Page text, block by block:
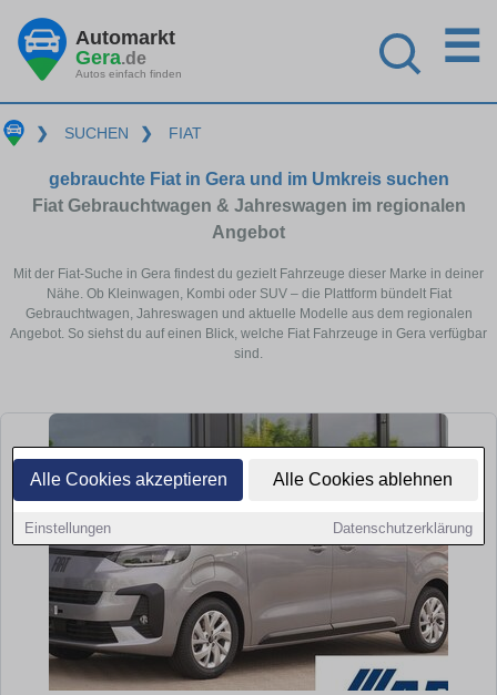
Alle Cookies akzeptieren Alle Cookies ablehnen
Einstellungen Datenschutzerklärung
Automarkt
Gera.de
Autos einfach finden
☰
❯ SUCHEN ❯ FIAT
gebrauchte Fiat in Gera und im Umkreis suchen
Fiat Gebrauchtwagen & Jahreswagen im regionalen
Angebot
Mit der Fiat-Suche in Gera findest du gezielt Fahrzeuge dieser Marke in deiner
Nähe. Ob Kleinwagen, Kombi oder SUV – die Plattform bündelt Fiat
Gebrauchtwagen, Jahreswagen und aktuelle Modelle aus dem regionalen
Angebot. So siehst du auf einen Blick, welche Fiat Fahrzeuge in Gera verfügbar
sind.